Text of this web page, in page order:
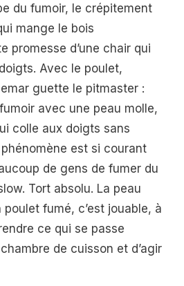
du fumoir, le crépitement
mange le bois
promesse d’une chair qui
Avec le poulet,
guette le pitmaster :
avec une peau molle,
colle aux doigts sans
est si courant
de gens de fumer du
Tort absolu. La peau
fumé, c’est jouable, à
ce qui se passe
de cuisson et d’agir